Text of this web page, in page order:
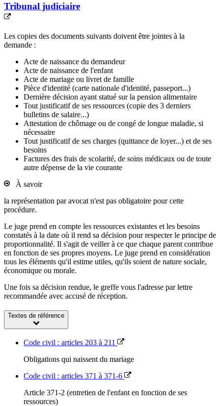
Tribunal judiciaire
Les copies des documents suivants doivent être jointes à la
demande :
Acte de naissance du demandeur
Acte de naissance de l'enfant
Acte de mariage ou livret de famille
Pièce d'identité (carte nationale d'identité, passeport...)
Dernière décision ayant statué sur la pension alimentaire
Tout justificatif de ses ressources (copie des 3 derniers
bulletins de salaire...)
Attestation de chômage ou de congé de longue maladie, si
nécessaire
Tout justificatif de ses charges (quittance de loyer...) et de ses
besoins
Factures des frais de scolarité, de soins médicaux ou de toute
autre dépense de la vie courante
À savoir
la représentation par avocat n'est pas obligatoire pour cette
procédure.
Le juge prend en compte les ressources existantes et les besoins
constatés à la date où il rend sa décision pour respecter le principe de
proportionnalité. Il s'agit de veiller à ce que chaque parent contribue
en fonction de ses propres moyens. Le juge prend en considération
tous les éléments qu'il estime utiles, qu'ils soient de nature sociale,
économique ou morale.
Une fois sa décision rendue, le greffe vous l'adresse par lettre
recommandée avec accusé de réception.
Textes de référence
Code civil : articles 203 à 211
Obligations qui naissent du mariage
Code civil : articles 371 à 371-6
Article 371-2 (entretien de l'enfant en fonction de ses
ressources)